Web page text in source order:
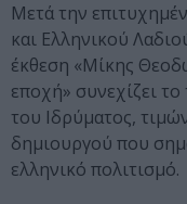
Μετά την
και Ελληνικού
έκθεση «Μίκης
εποχή» συνεχίζει
του Ιδρύματος,
δημιουργού που
ελληνικό πολιτισμό.